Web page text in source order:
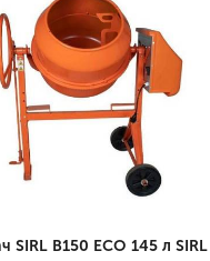
SIRL B150 ECO 145 л SIRL